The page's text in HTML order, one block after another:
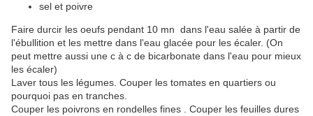
sel et poivre
Faire durcir les oeufs pendant 10 mn dans l'eau salée à partir de
l'ébullition et les mettre dans l'eau glacée pour les écaler. (On
peut mettre aussi une c à c de bicarbonate dans l'eau pour mieux
les écaler)
Laver tous les légumes. Couper les tomates en quartiers ou
pourquoi pas en tranches.
Couper les poivrons en rondelles fines . Couper les feuilles dures